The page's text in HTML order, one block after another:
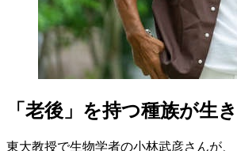
「老後」を持つ種族が生
東大教授で生物学者の小林武彦さんが